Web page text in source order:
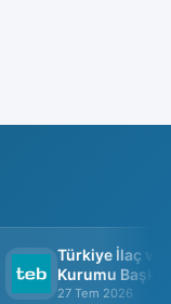
Türkiye İlaç ve
Kurumu
Görüşme
27 Tem 2026